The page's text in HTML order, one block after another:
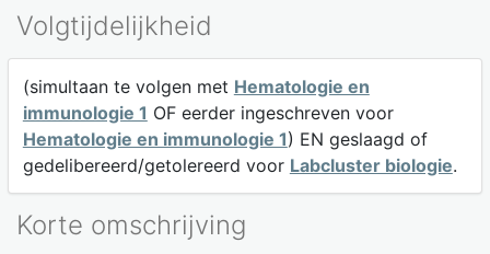
Volgtijdelijkheid
(simultaan te volgen met Hematologie en
immunologie 1 OF eerder ingeschreven voor
Hematologie en immunologie 1) EN geslaagd of
gedelibereerd/getolereerd voor Labcluster biologie.
Korte omschrijving